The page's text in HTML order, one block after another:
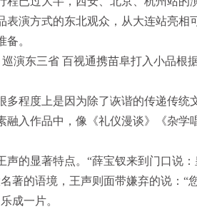
表演方式的东北观众，从大连站亮相
。
多程度上是因为除了诙谐的传递传统
融入作品中，像《礼仪漫谈》《杂学
声的显著特点。“薛宝钗来到门口说
著的语境，王声则面带嫌弃的说：“
成一片。